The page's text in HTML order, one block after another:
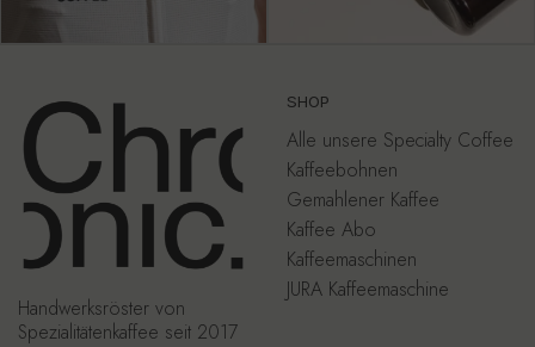
Handwerksröster von
Spezialitätenkaffee seit 2017
SHOP
Alle unsere Specialty Coffee
Kaffeebohnen
Gemahlener Kaffee
Kaffee Abo
Kaffeemaschinen
JURA Kaffeemaschine